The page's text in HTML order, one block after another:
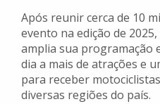
Após reunir cerca de 10
evento na edição de
amplia sua programação
dia a mais de atrações e
para receber
diversas regiões do país.